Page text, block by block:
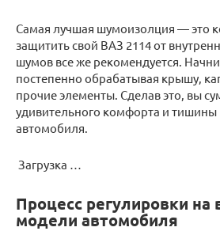
Самая лучшая шумоизолция — это
защитить свой ВАЗ 2114 от
шумов все же рекомендуется.
постепенно обрабатывая крышу,
прочие элементы. Сделав это, вы
удивительного комфорта и тишины
автомобиля.
Загрузка …
Процесс регулировки на
модели автомобиля